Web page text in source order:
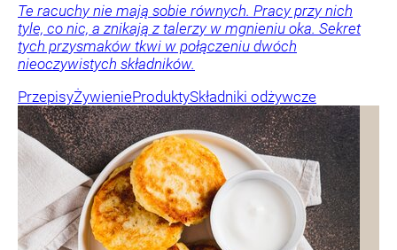
Te racuchy nie mają sobie równych. Pracy przy nich
tyle, co nic, a znikają z talerzy w mgnieniu oka. Sekret
tych przysmaków tkwi w połączeniu dwóch
nieoczywistych składników.
PrzepisyŻywienieProduktySkładniki odżywcze